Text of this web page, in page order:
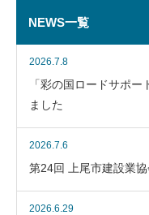
NEWS一覧
2026.7.8
「彩の国ロードサポ
ました
2026.7.6
第24回 上尾市建設業
2026.6.29